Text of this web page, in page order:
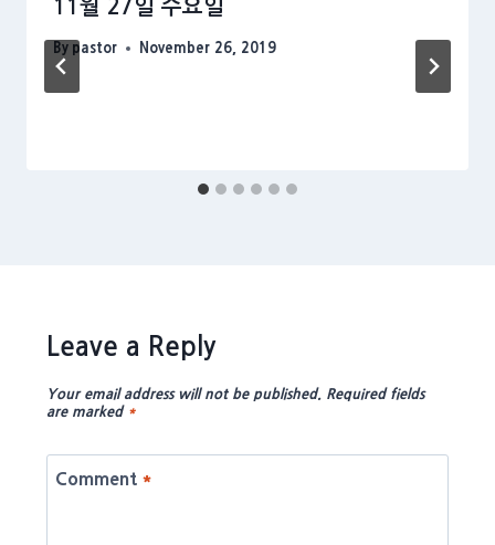
11월 27일 수요일
By pastor November 26, 2019
Leave a Reply
Your email address will not be published. Required fields
are marked *
Comment *